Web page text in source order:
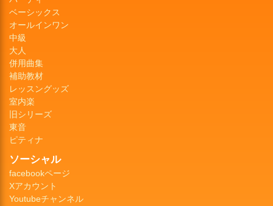
ベーシックス
オールインワン
中級
大人
併用曲集
補助教材
レッスングッズ
室内楽
旧シリーズ
東音
ピティナ
ソーシャル
facebookページ
Xアカウント
Youtubeチャンネル